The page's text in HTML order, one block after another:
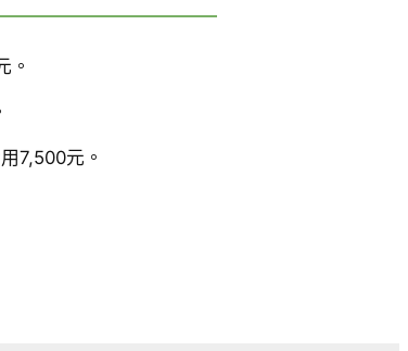
。
7,500元。